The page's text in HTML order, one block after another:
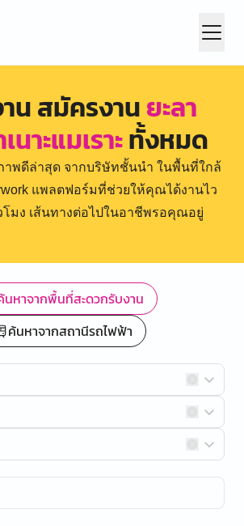
น สมัครงานยะลา
นาะแมเราะทั้งหมด
พดีล่าสุด จากบริษัทชั้นนำ ในพื้นที่ใกล้
แพลตฟอร์มที่ช่วยให้คุณได้งานไว
โมง เส้นทางต่อไปในอาชีพรอคุณอยู่
นหาจากพื้นที่สะดวกรับงาน
ค้นหาจากสถานีรถไฟฟ้า